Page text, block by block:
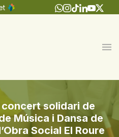
solidari de
Música i Dansa de
Social El Roure